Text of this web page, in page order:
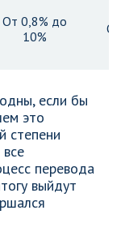
От 0,8% до
10%
если бы
это
степени
перевода
выйдут